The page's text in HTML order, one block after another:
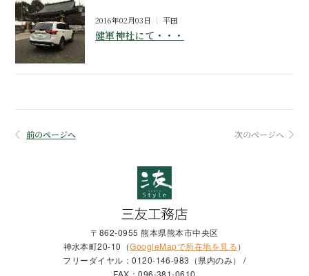
2016年02月03日 平田
健軍神社にて・・・
前のページへ 次のページへ
〒862-0955 熊本県熊本市中央区
神水本町20-10（GoogleMapで所在地を見る）
フリーダイヤル：0120-146-983（県内のみ） /